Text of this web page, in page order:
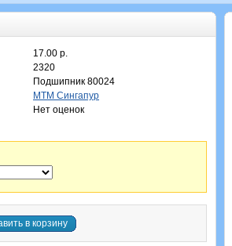
17.00 р.
2320
Подшипник 80024
MTM Сингапур
Нет оценок
в корзину